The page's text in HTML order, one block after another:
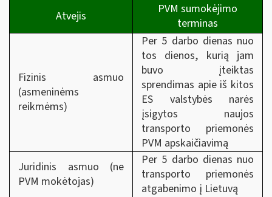
Atvejis
PVM sumokėjimo
terminas
Fizinis asmuo
(asmeninėms
reikmėms)
Per 5 darbo dienas nuo
tos dienos, kurią jam
buvo įteiktas
sprendimas apie iš kitos
ES valstybės narės
įsigytos naujos
transporto priemonės
PVM apskaičiavimą
Juridinis asmuo (ne
PVM mokėtojas)
Per 5 darbo dienas nuo
transporto priemonės
atgabenimo į Lietuvą